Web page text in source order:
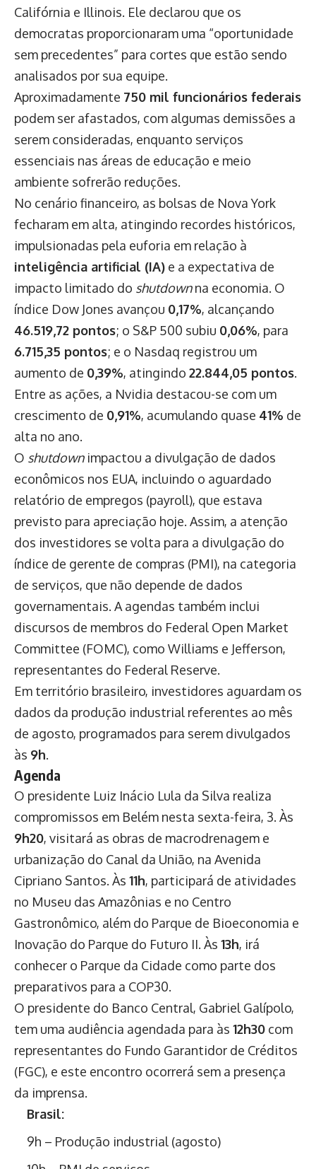
Califórnia e Illinois. Ele declarou que os
democratas proporcionaram uma “oportunidade
sem precedentes” para cortes que estão sendo
analisados por sua equipe.
Aproximadamente 750 mil funcionários federais
podem ser afastados, com algumas demissões a
serem consideradas, enquanto serviços
essenciais nas áreas de educação e meio
ambiente sofrerão reduções.
No cenário financeiro, as bolsas de Nova York
fecharam em alta, atingindo recordes históricos,
impulsionadas pela euforia em relação à
inteligência artificial (IA) e a expectativa de
impacto limitado do shutdownna economia. O
índice Dow Jones avançou 0,17%, alcançando
46.519,72 pontos; o S&P 500 subiu 0,06%, para
6.715,35 pontos; e o Nasdaq registrou um
aumento de 0,39%, atingindo 22.844,05 pontos.
Entre as ações, a Nvidia destacou-se com um
crescimento de 0,91%, acumulando quase 41% de
alta no ano.
O shutdownimpactou a divulgação de dados
econômicos nos EUA, incluindo o aguardado
relatório de empregos (payroll), que estava
previsto para apreciação hoje. Assim, a atenção
dos investidores se volta para a divulgação do
índice de gerente de compras (PMI), na categoria
de serviços, que não depende de dados
governamentais. A agendas também inclui
discursos de membros do Federal Open Market
Committee (FOMC), como Williams e Jefferson,
representantes do Federal Reserve.
Em território brasileiro, investidores aguardam os
dados da produção industrial referentes ao mês
de agosto, programados para serem divulgados
às 9h.
Agenda
O presidente Luiz Inácio Lula da Silva realiza
compromissos em Belém nesta sexta-feira, 3. Às
9h20, visitará as obras de macrodrenagem e
urbanização do Canal da União, na Avenida
Cipriano Santos. Às 11h, participará de atividades
no Museu das Amazônias e no Centro
Gastronômico, além do Parque de Bioeconomia e
Inovação do Parque do Futuro II. Às 13h, irá
conhecer o Parque da Cidade como parte dos
preparativos para a COP30.
O presidente do Banco Central, Gabriel Galípolo,
tem uma audiência agendada para às 12h30 com
representantes do Fundo Garantidor de Créditos
(FGC), e este encontro ocorrerá sem a presença
da imprensa.
Brasil:
9h – Produção industrial (agosto)